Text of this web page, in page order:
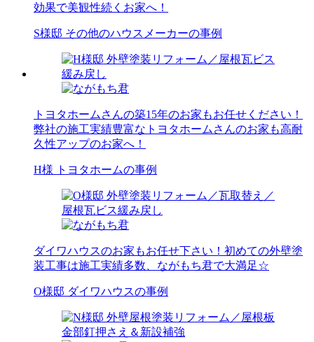
効果で美観性続くお家へ！
S様邸 その他のハウスメーカーの事例
トヨタホームさんの築15年のお家もお任せください！
弊社の施工実績豊富なトヨタホームさんのお家も高耐
久性アップのお家へ！
H様 トヨタホームの事例
ダイワハウスのお家もお任せ下さい！初めての外壁塗
装工事は施工実績多数、ながもち君で大満足☆
O様邸 ダイワハウスの事例